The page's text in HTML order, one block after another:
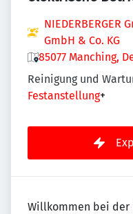
NIEDERBERGER
GmbH & Co. KG
85077 Manching,
Reinigung und
Festanstellung+
Willkommen bei der